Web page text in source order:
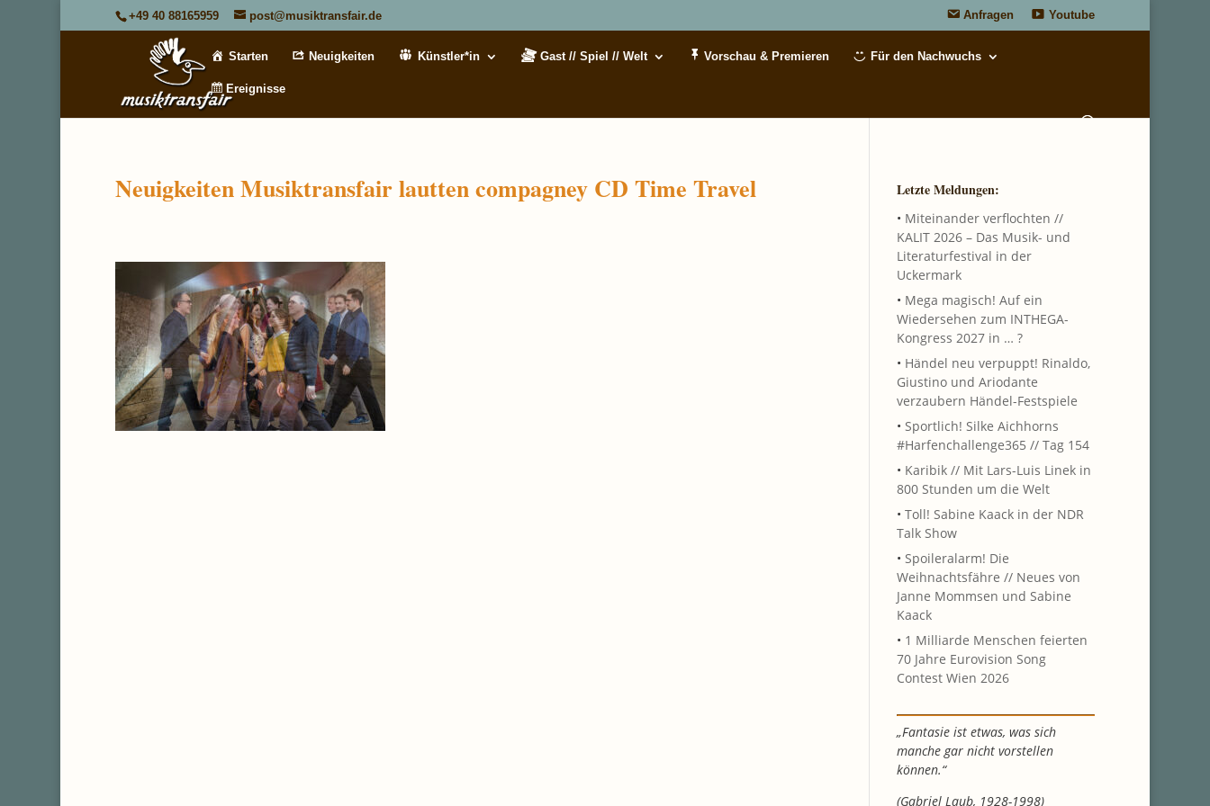
+49 40 88165959 post@musiktransfair.de Anfragen Youtube
Starten Neuigkeiten Künstler*in Gast // Spiel // Welt Vorschau & Premieren Für den Nachwuchs
Ereignisse
Neuigkeiten Musiktransfair lautten compagney CD Time Travel Letzte Meldungen:
• Miteinander verflochten //
KALIT 2026 – Das Musik- und
Literaturfestival in der
Uckermark
• Mega magisch! Auf ein
Wiedersehen zum INTHEGA-
Kongress 2027 in … ?
• Händel neu verpuppt! Rinaldo,
Giustino und Ariodante
verzaubern Händel-Festspiele
• Sportlich! Silke Aichhorns
#Harfenchallenge365 // Tag 154
• Karibik // Mit Lars-Luis Linek in
800 Stunden um die Welt
• Toll! Sabine Kaack in der NDR
Talk Show
• Spoileralarm! Die
Weihnachtsfähre // Neues von
Janne Mommsen und Sabine
Kaack
• 1 Milliarde Menschen feierten
70 Jahre Eurovision Song
Contest Wien 2026
„Fantasie ist etwas, was sich
manche gar nicht vorstellen
können.“
(Gabriel Laub, 1928-1998)